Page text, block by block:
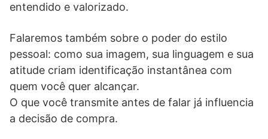
entendido e valorizado.
Falaremos também sobre o poder do estilo
pessoal: como sua imagem, sua linguagem e sua
atitude criam identificação instantânea com
quem você quer alcançar.
O que você transmite antes de falar já influencia
a decisão de compra.